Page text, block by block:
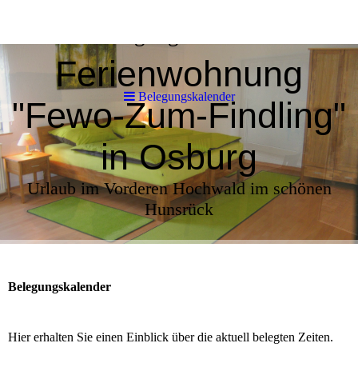
Ferienwohnung
"Fewo-Zum-Findling"
in Osburg
Urlaub im Vorderen Hochwald im schönen
Hunsrück
Belegungskalender
Hier erhalten Sie einen Einblick über die aktuell belegten Zeiten.
Belegungskalender